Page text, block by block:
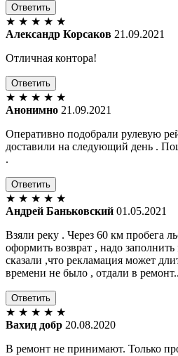
Ответить
★ ★ ★ ★ ★
Александр Корсаков 21.09.2021
Отличная контора!
Ответить
★ ★ ★ ★ ★
Анонимно 21.09.2021
Оперативно подобрали рулевую
доставили на следующий день .
.
Ответить
★ ★ ★ ★ ★
Андрей Баньковский 01.05.2021
Взяли реку . Через 60 км пробега
оформить возврат , надо
сказали ,что рекламация может
времени не было , отдали в
Ответить
★ ★ ★ ★ ★
Вахид добр 20.08.2020
В ремонт не принимают. Только